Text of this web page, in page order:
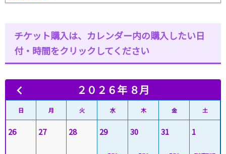
チケット購入は、カレンダー内の購入したい日
付・時間をクリックしてください
２０２６年 ８月
日 月 火 水 木 金 土
26 27 28 29 30 31 1